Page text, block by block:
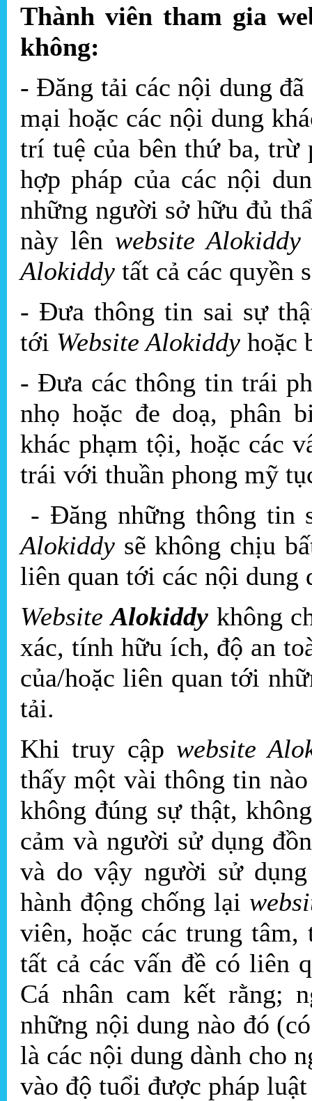
Thành viên tham gia
không:
- Đăng tải các nội dung
mại hoặc các nội dung
trí tuệ của bên thứ ba,
hợp pháp của các nội
những người sở hữu đủ
này lên website
Alokiddy tất cả các quyền
- Đưa thông tin sai sự
tới Website Alokiddy hoặc
- Đưa các thông tin trái
nhọ hoặc đe doạ, phân
khác phạm tội, hoặc các
trái với thuần phong mỹ
- Đăng những thông tin
Alokiddy sẽ không chịu
liên quan tới các nội dung
WebsiteAlokiddy không
xác, tính hữu ích, độ an
của/hoặc liên quan tới
tải.
Khi truy cập website
thấy một vài thông tin
không đúng sự thật,
cảm và người sử dụng
và do vậy người sử
hành động chống lại
viên, hoặc các trung
tất cả các vấn đề có liên
Cá nhân cam kết rằng;
những nội dung nào đó
là các nội dung dành cho
vào độ tuổi được pháp